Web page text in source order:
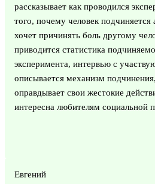
рассказывает как проводился
того, почему человек подчиняется
хочет причинять боль другому
приводится статистика
эксперимента, интервью с
описывается механизм
оправдывает свои жестокие
интересна любителям социальной
Евгений